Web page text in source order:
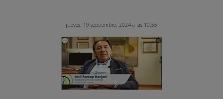
jueves, 19 septiembre, 2024 a las 10:55